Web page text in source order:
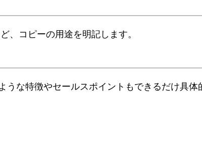
、コピーの用途を明記します。
な特徴やセールスポイントもできるだけ具体